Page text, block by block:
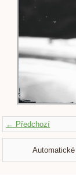
← Předchozí